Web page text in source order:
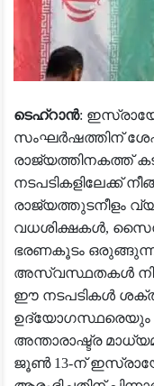
ടെഹ്‌റാൻ:
സംഘർഷത്തിന്
രാജ്യത്തിനകത്ത്
നടപടികളിലേക്ക്
രാജ്യത്തുടനീളം
വധശിക്ഷകൾ,
ഭരണകൂടം
അസ്വസ്ഥതകൾ
ഈ നടപടികൾ
ഉദ്യോഗസ്ഥരെയും
അന്താരാഷ്ട്ര
ജൂൺ 13-ന്